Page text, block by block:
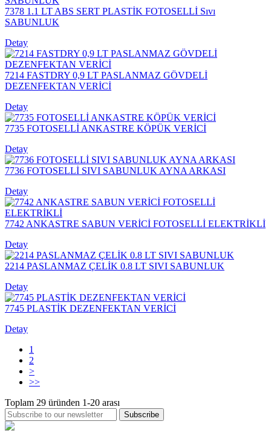
7378 1.1 LT ABS SERT PLASTİK FOTOSELLİ Sıvı
SABUNLUK
Detay
7214 FASTDRY 0,9 LT PASLANMAZ GÖVDELİ
DEZENFEKTAN VERİCİ
Detay
7735 FOTOSELLİ ANKASTRE KÖPÜK VERİCİ
Detay
7736 FOTOSELLİ SIVI SABUNLUK AYNA ARKASI
Detay
7742 ANKASTRE SABUN VERİCİ FOTOSELLİ ELEKTRİKLİ
Detay
2214 PASLANMAZ ÇELİK 0.8 LT SIVI SABUNLUK
Detay
7745 PLASTİK DEZENFEKTAN VERİCİ
Detay
1
2
>
>>
Toplam 29 üründen 1-20 arası
Subscribe